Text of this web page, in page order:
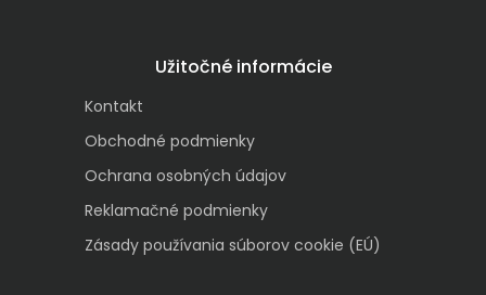
Užitočné informácie
Kontakt
Obchodné podmienky
Ochrana osobných údajov
Reklamačné podmienky
Zásady používania súborov cookie (EÚ)